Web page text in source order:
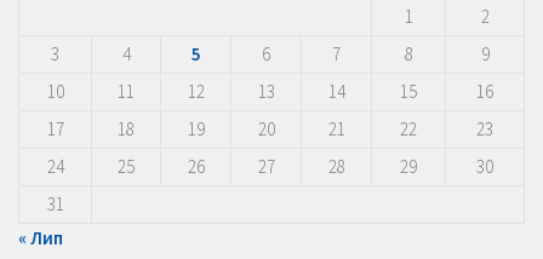
1
2
3
4 5 6 7 8
9
10
11 12 13 14 15
16
17
18 19 20 21 22
23
24
25 26 27 28 29
30
31
« Лип